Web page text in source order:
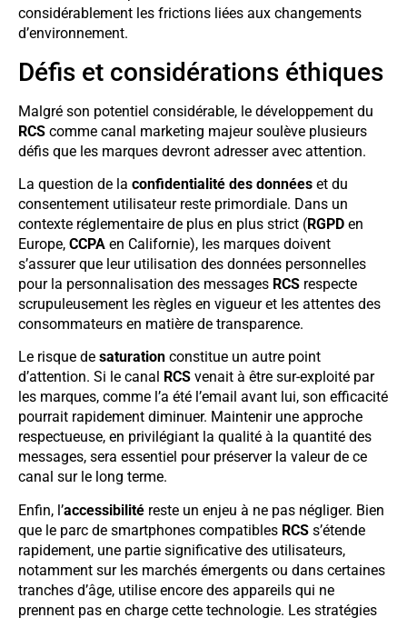
considérablement les frictions liées aux changements
d’environnement.
Défis et considérations éthiques
Malgré son potentiel considérable, le développement du
RCS comme canal marketing majeur soulève plusieurs
défis que les marques devront adresser avec attention.
La question de la confidentialité des données et du
consentement utilisateur reste primordiale. Dans un
contexte réglementaire de plus en plus strict (RGPD en
Europe, CCPA en Californie), les marques doivent
s’assurer que leur utilisation des données personnelles
pour la personnalisation des messages RCS respecte
scrupuleusement les règles en vigueur et les attentes des
consommateurs en matière de transparence.
Le risque de saturation constitue un autre point
d’attention. Si le canal
RCS venait à être sur-exploité par
les marques, comme l’a été l’email avant lui, son efficacité
pourrait rapidement diminuer. Maintenir une approche
respectueuse, en privilégiant la qualité à la quantité des
messages, sera essentiel pour préserver la valeur de ce
canal sur le long terme.
Enfin, l’accessibilité reste un enjeu à ne pas négliger. Bien
que le parc de smartphones compatibles RCS s’étende
rapidement, une partie significative des utilisateurs,
notamment sur les marchés émergents ou dans certaines
tranches d’âge, utilise encore des appareils qui ne
prennent pas en charge cette technologie. Les stratégies